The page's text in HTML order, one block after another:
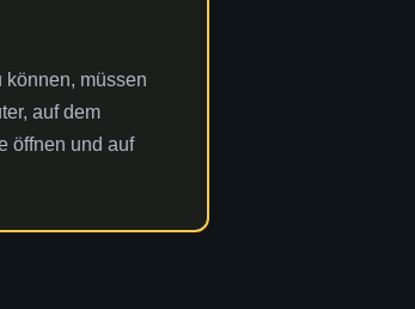
können, müssen
auf dem
öffnen und auf